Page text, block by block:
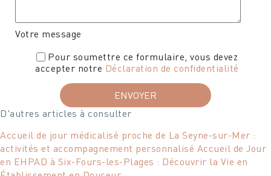
Votre message
Pour soumettre ce formulaire, vous devez
accepter notre Déclaration de confidentialité
D'autres articles à consulter
Accueil de jour médicalisé proche de La Seyne-sur-Mer :
activités et accompagnement personnalisé Accueil de Jour
en EHPAD à Six-Fours-les-Plages : Découvrir la Vie en